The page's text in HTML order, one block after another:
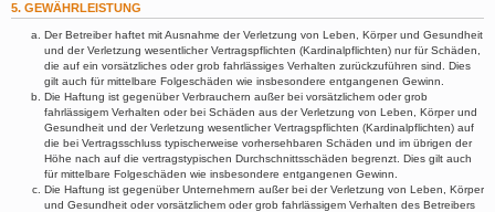
5. GEWÄHRLEISTUNG
Der Betreiber haftet mit Ausnahme der Verletzung von Leben, Körper und Gesundheit
und der Verletzung wesentlicher Vertragspflichten (Kardinalpflichten) nur für Schäden,
die auf ein vorsätzliches oder grob fahrlässiges Verhalten zurückzuführen sind. Dies
gilt auch für mittelbare Folgeschäden wie insbesondere entgangenen Gewinn.
Die Haftung ist gegenüber Verbrauchern außer bei vorsätzlichem oder grob
fahrlässigem Verhalten oder bei Schäden aus der Verletzung von Leben, Körper und
Gesundheit und der Verletzung wesentlicher Vertragspflichten (Kardinalpflichten) auf
die bei Vertragsschluss typischerweise vorhersehbaren Schäden und im übrigen der
Höhe nach auf die vertragstypischen Durchschnittsschäden begrenzt. Dies gilt auch
für mittelbare Folgeschäden wie insbesondere entgangenen Gewinn.
Die Haftung ist gegenüber Unternehmern außer bei der Verletzung von Leben, Körper
und Gesundheit oder vorsätzlichem oder grob fahrlässigem Verhalten des Betreibers